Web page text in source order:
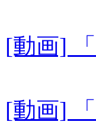
[動画]
[動画]